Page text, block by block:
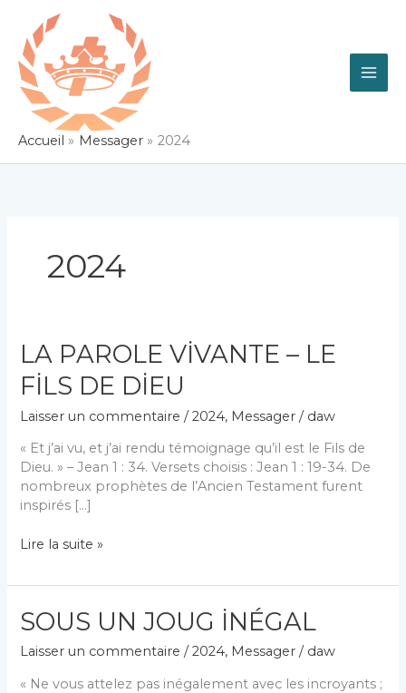
contenu
Accueil Messager 2024
2024
LA PAROLE VİVANTE – LE
FİLS DE DİEU
Laisser un commentaire /2024, Messager / daw
« Et j’ai vu, et j’ai rendu témoignage qu’il est le Fils de
Dieu. » – Jean 1 : 34. Versets choisis : Jean 1 : 19-34. De
nombreux prophètes de l’Ancien Testament furent
inspirés […]
LA
VİVANTE
LE
DE
DİEU
Lire la suite »
SOUS UN JOUG İNÉGAL
Laisser un commentaire /2024, Messager / daw
« Ne vous attelez pas inégalement avec les incroyants ;